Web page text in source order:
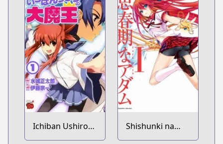
Ichiban Ushiro
no Daimaou
Shishunki na
Adam: Evil Eyes